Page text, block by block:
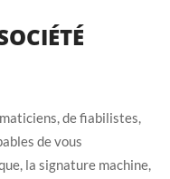
de fiabilistes,
de vous
la signature machine,